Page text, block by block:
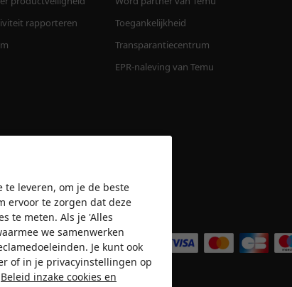
rapporteren
Toegankelijkheid
Transparantiecentrum
EPR-naleving van Temu
Wij accepteren
te leveren, om je de beste
ervoor te zorgen dat deze
te meten. Als je 'Alles
we samenwerken
Je kunt ook
of in je privacyinstellingen op
Beleid inzake cookies en